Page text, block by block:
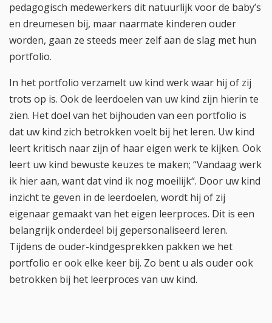
pedagogisch medewerkers dit natuurlijk voor de baby’s
en dreumesen bij, maar naarmate kinderen ouder
worden, gaan ze steeds meer zelf aan de slag met hun
portfolio.
In het portfolio verzamelt uw kind werk waar hij of zij
trots op is. Ook de leerdoelen van uw kind zijn hierin te
zien. Het doel van het bijhouden van een portfolio is
dat uw kind zich betrokken voelt bij het leren. Uw kind
leert kritisch naar zijn of haar eigen werk te kijken. Ook
leert uw kind bewuste keuzes te maken; “Vandaag werk
ik hier aan, want dat vind ik nog moeilijk“. Door uw kind
inzicht te geven in de leerdoelen, wordt hij of zij
eigenaar gemaakt van het eigen leerproces. Dit is een
belangrijk onderdeel bij gepersonaliseerd leren.
Tijdens de ouder-kindgesprekken pakken we het
portfolio er ook elke keer bij. Zo bent u als ouder ook
betrokken bij het leerproces van uw kind.